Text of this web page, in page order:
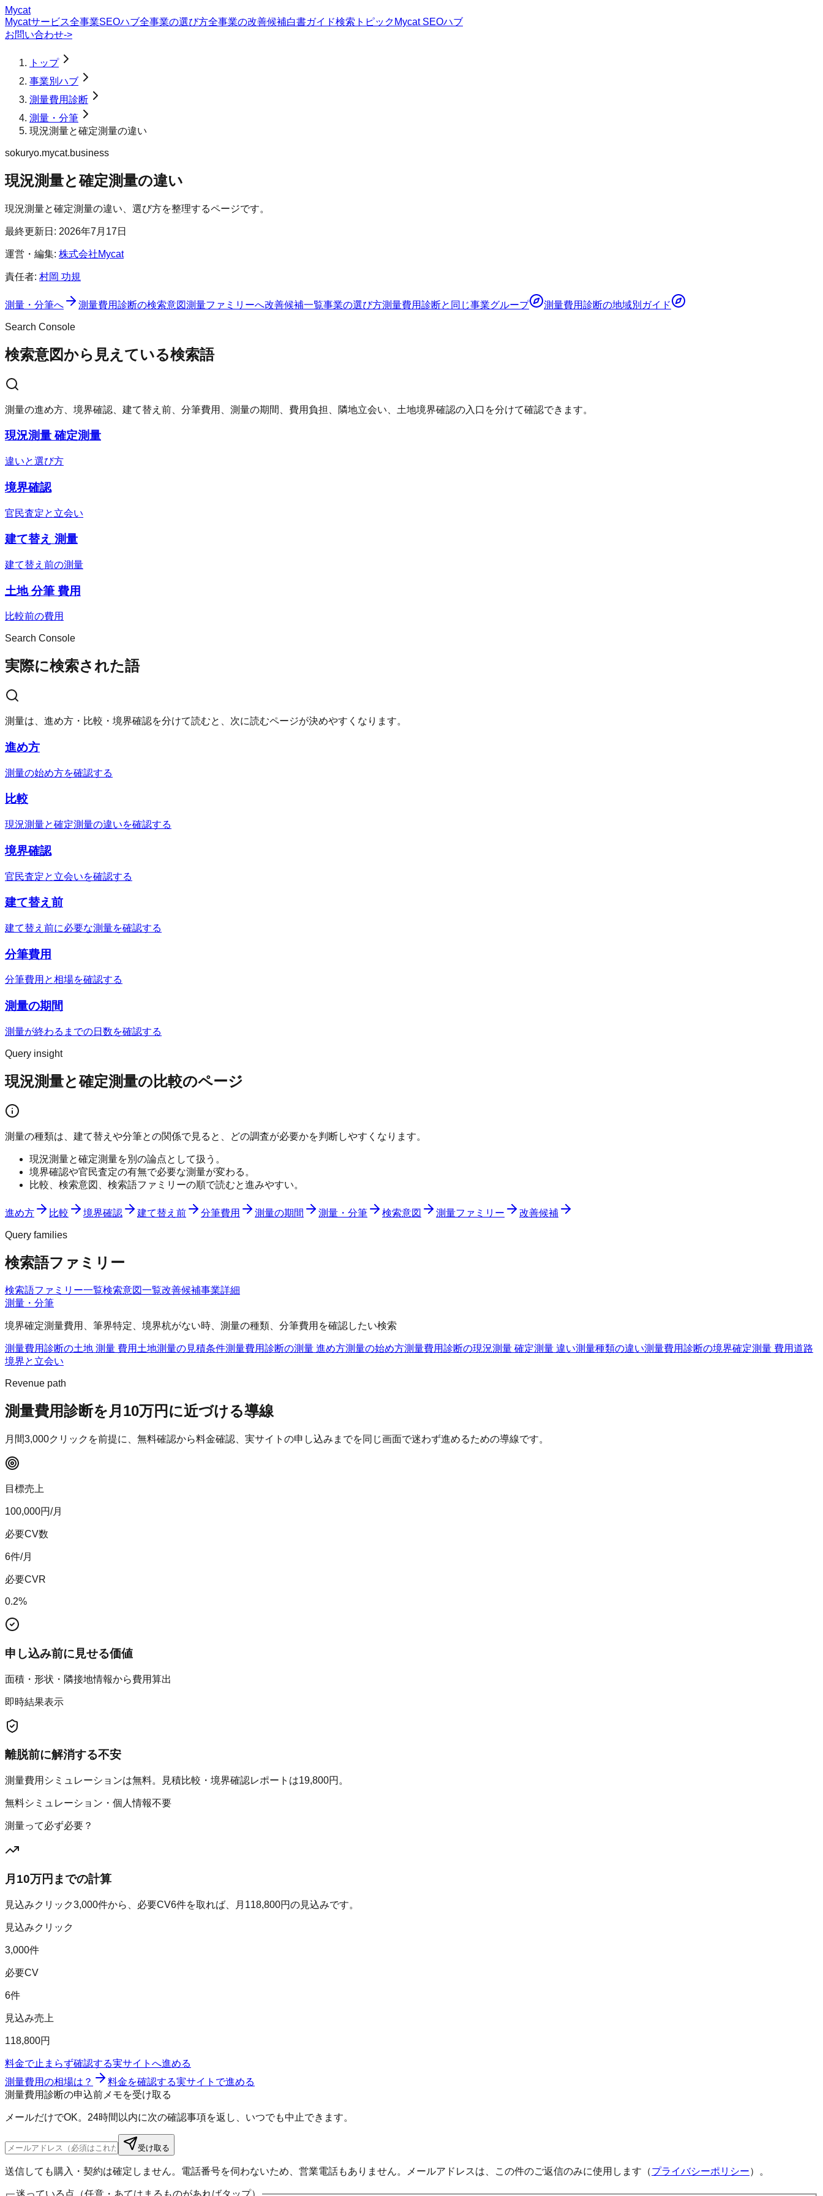
Mycat
Mycatサービス全事業SEOハブ全事業の選び方全事業の改善候補白書ガイド検索トピック Mycat SEOハブ
お問い合わせ->
トップ
事業別ハブ
測量費用診断
測量・分筆
現況測量と確定測量の違い
sokuryo.mycat.business
現況測量と確定測量の違い
現況測量と確定測量の違い、選び方を整理するページです。
最終更新日: 2026年7月17日
運営・編集: 株式会社Mycat
責任者: 村岡 功規
測量・分筆へ 測量費用診断の検索意図測量ファミリーへ改善候補一覧事業の選び方測量費用診断と同じ事業グループ 測量費用診断の地域別ガイド
Search Console
検索意図から見えている検索語
測量の進め方、境界確認、建て替え前、分筆費用、測量の期間、費用負担、隣地立会い、土地境界確認の入口を分けて確認できます。
現況測量 確定測量
違いと選び方
境界確認
官民査定と立会い
建て替え 測量
建て替え前の測量
土地 分筆 費用
比較前の費用
Search Console
実際に検索された語
測量は、進め方・比較・境界確認を分けて読むと、次に読むページが決めやすくなります。
進め方
測量の始め方を確認する
比較
現況測量と確定測量の違いを確認する
境界確認
官民査定と立会いを確認する
建て替え前
建て替え前に必要な測量を確認する
分筆費用
分筆費用と相場を確認する
測量の期間
測量が終わるまでの日数を確認する
Query insight
現況測量と確定測量の比較のページ
測量の種類は、建て替えや分筆との関係で見ると、どの調査が必要かを判断しやすくなります。
現況測量と確定測量を別の論点として扱う。
境界確認や官民査定の有無で必要な測量が変わる。
比較、検索意図、検索語ファミリーの順で読むと進みやすい。
進め方 比較 境界確認 建て替え前 分筆費用 測量の期間 測量・分筆 検索意図 測量ファミリー 改善候補
Query families
検索語ファミリー
検索語ファミリー一覧検索意図一覧改善候補事業詳細
測量・分筆
境界確定測量費用、筆界特定、境界杭がない時、測量の種類、分筆費用を確認したい検索
測量費用診断の土地 測量 費用土地測量の見積条件測量費用診断の測量 進め方測量の始め方測量費用診断の現況測量 確定測量 違い測量種類の違い測量費用診断の境界確定測量 費用道路
境界と立会い
Revenue path
測量費用診断を月10万円に近づける導線
月間3,000クリックを前提に、無料確認から料金確認、実サイトの申し込みまでを同じ画面で迷わず進めるための導線です。
目標売上
100,000円/月
必要CV数
6件/月
必要CVR
0.2%
申し込み前に見せる価値
面積・形状・隣接地情報から費用算出
即時結果表示
離脱前に解消する不安
測量費用シミュレーションは無料。見積比較・境界確認レポートは19,800円。
無料シミュレーション・個人情報不要
測量って必ず必要？
月10万円までの計算
見込みクリック3,000件から、必要CV6件を取れば、月 118,800円の見込みです。
見込みクリック
3,000件
必要CV
6件
見込み売上
118,800円
料金で止まらず確認する実サイトへ進める
測量費用の相場は？
料金を確認する実サイトで進める
測量費用診断の申込前メモを受け取る
メールだけでOK。24時間以内に次の確認事項を返し、いつでも中止できます。
受け取る
送信しても購入・契約は確定しません。電話番号を伺わないため、営業電話もありません。メールアドレスは、この件のご返信のみに使用します（プライバシーポリシー）。
迷っている点（任意・あてはまるものがあればタップ）